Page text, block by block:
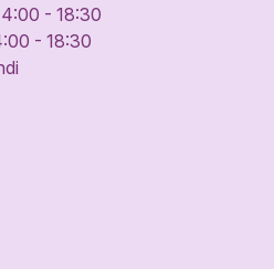
- 18:30
- 18:30